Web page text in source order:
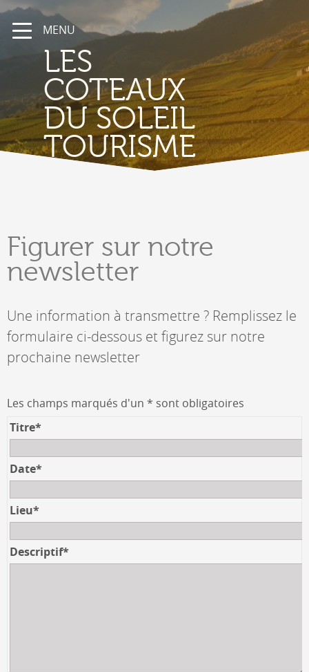
MENU
LES
COTEAUX
DU SOLEIL
TOURISME
Figurer sur notre
newsletter
Une information à transmettre ? Remplissez le
formulaire ci-dessous et figurez sur notre
prochaine newsletter
Les champs marqués d'un * sont obligatoires
Titre*
Date*
Lieu*
Descriptif*